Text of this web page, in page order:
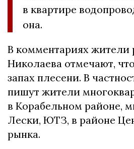
в квартире
она.
В комментариях жители
Николаева отмечают,
запах плесени. В
пишут жители
в Корабельном районе,
Лески, ЮТЗ, в районе
рынка.